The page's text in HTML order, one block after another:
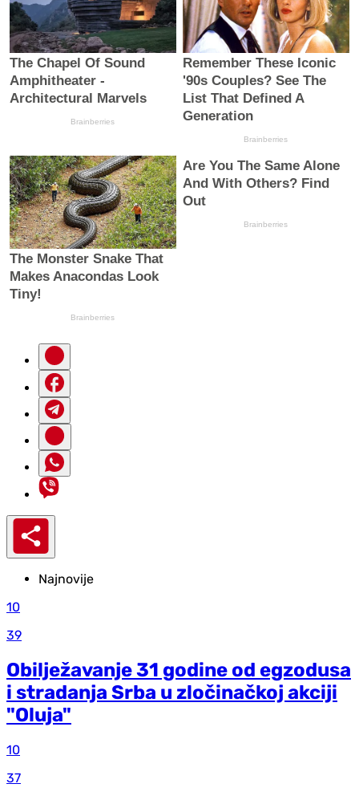
Najnovije
10
39
Obilježavanje 31 godine od egzodusa
i stradanja Srba u zločinačkoj akciji
"Oluja"
10
37